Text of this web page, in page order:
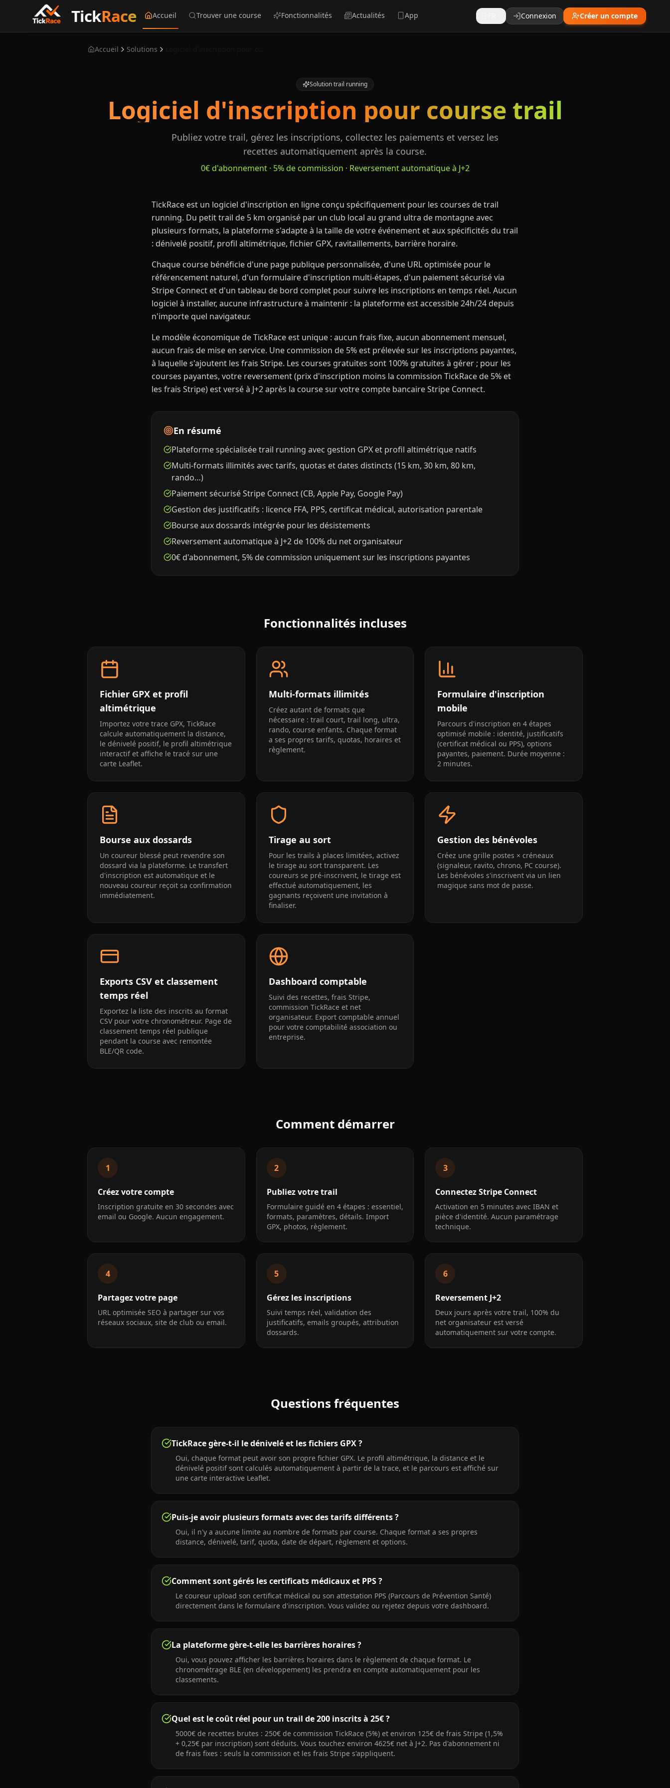
TickRace Accueil Trouver une course Fonctionnalités Actualités App Connexion Créer un compte
Accueil Solutions
Solution trail running
Logiciel d'inscription pour course trail
Publiez votre trail, gérez les inscriptions, collectez les paiements et versez les
recettes automatiquement après la course.
0€ d'abonnement · 5% de commission · Reversement automatique à J+2
TickRace est un logiciel d'inscription en ligne conçu spécifiquement pour les courses de trail
running. Du petit trail de 5 km organisé par un club local au grand ultra de montagne avec
plusieurs formats, la plateforme s'adapte à la taille de votre événement et aux spécificités du trail
: dénivelé positif, profil altimétrique, fichier GPX, ravitaillements, barrière horaire.
Chaque course bénéficie d'une page publique personnalisée, d'une URL optimisée pour le
référencement naturel, d'un formulaire d'inscription multi-étapes, d'un paiement sécurisé via
Stripe Connect et d'un tableau de bord complet pour suivre les inscriptions en temps réel. Aucun
logiciel à installer, aucune infrastructure à maintenir : la plateforme est accessible 24h/24 depuis
n'importe quel navigateur.
Le modèle économique de TickRace est unique : aucun frais fixe, aucun abonnement mensuel,
aucun frais de mise en service. Une commission de 5% est prélevée sur les inscriptions payantes,
à laquelle s'ajoutent les frais Stripe. Les courses gratuites sont 100% gratuites à gérer ; pour les
courses payantes, votre reversement (prix d'inscription moins la commission TickRace de 5% et
les frais Stripe) est versé à J+2 après la course sur votre compte bancaire Stripe Connect.
En résumé
Plateforme spécialisée trail running avec gestion GPX et profil altimétrique natifs
Multi-formats illimités avec tarifs, quotas et dates distincts (15 km, 30 km, 80 km,
rando…)
Paiement sécurisé Stripe Connect (CB, Apple Pay, Google Pay)
Gestion des justificatifs : licence FFA, PPS, certificat médical, autorisation parentale
Bourse aux dossards intégrée pour les désistements
Reversement automatique à J+2 de 100% du net organisateur
0€ d'abonnement, 5% de commission uniquement sur les inscriptions payantes
Fonctionnalités incluses
Fichier GPX et profil
altimétrique
Importez votre trace GPX, TickRace
calcule automatiquement la distance,
le dénivelé positif, le profil altimétrique
interactif et affiche le tracé sur une
carte Leaflet.
Multi-formats illimités
Créez autant de formats que
nécessaire : trail court, trail long, ultra,
rando, course enfants. Chaque format
a ses propres tarifs, quotas, horaires et
règlement.
Formulaire d'inscription
mobile
Parcours d'inscription en 4 étapes
optimisé mobile : identité, justificatifs
(certificat médical ou PPS), options
payantes, paiement. Durée moyenne :
2 minutes.
Bourse aux dossards
Un coureur blessé peut revendre son
dossard via la plateforme. Le transfert
d'inscription est automatique et le
nouveau coureur reçoit sa confirmation
immédiatement.
Tirage au sort
Pour les trails à places limitées, activez
le tirage au sort transparent. Les
coureurs se pré-inscrivent, le tirage est
effectué automatiquement, les
gagnants reçoivent une invitation à
finaliser.
Gestion des bénévoles
Créez une grille postes × créneaux
(signaleur, ravito, chrono, PC course).
Les bénévoles s'inscrivent via un lien
magique sans mot de passe.
Exports CSV et classement
temps réel
Exportez la liste des inscrits au format
CSV pour votre chronométreur. Page de
classement temps réel publique
pendant la course avec remontée
BLE/QR code.
Dashboard comptable
Suivi des recettes, frais Stripe,
commission TickRace et net
organisateur. Export comptable annuel
pour votre comptabilité association ou
entreprise.
Comment démarrer
1
Créez votre compte
Inscription gratuite en 30 secondes avec
email ou Google. Aucun engagement.
2
Publiez votre trail
Formulaire guidé en 4 étapes : essentiel,
formats, paramètres, détails. Import
GPX, photos, règlement.
3
Connectez Stripe Connect
Activation en 5 minutes avec IBAN et
pièce d'identité. Aucun paramétrage
technique.
4
Partagez votre page
URL optimisée SEO à partager sur vos
réseaux sociaux, site de club ou email.
5
Gérez les inscriptions
Suivi temps réel, validation des
justificatifs, emails groupés, attribution
dossards.
6
Reversement J+2
Deux jours après votre trail, 100% du
net organisateur est versé
automatiquement sur votre compte.
Questions fréquentes
TickRace gère-t-il le dénivelé et les fichiers GPX ?
Oui, chaque format peut avoir son propre fichier GPX. Le profil altimétrique, la distance et le
dénivelé positif sont calculés automatiquement à partir de la trace, et le parcours est affiché sur
une carte interactive Leaflet.
Puis-je avoir plusieurs formats avec des tarifs différents ?
Oui, il n'y a aucune limite au nombre de formats par course. Chaque format a ses propres
distance, dénivelé, tarif, quota, date de départ, règlement et options.
Comment sont gérés les certificats médicaux et PPS ?
Le coureur upload son certificat médical ou son attestation PPS (Parcours de Prévention Santé)
directement dans le formulaire d'inscription. Vous validez ou rejetez depuis votre dashboard.
La plateforme gère-t-elle les barrières horaires ?
Oui, vous pouvez afficher les barrières horaires dans le règlement de chaque format. Le
chronométrage BLE (en développement) les prendra en compte automatiquement pour les
classements.
Quel est le coût réel pour un trail de 200 inscrits à 25€ ?
5000€ de recettes brutes : 250€ de commission TickRace (5%) et environ 125€ de frais Stripe (1,5%
+ 0,25€ par inscription) sont déduits. Vous touchez environ 4625€ net à J+2. Pas d'abonnement ni
de frais fixes : seuls la commission et les frais Stripe s'appliquent.